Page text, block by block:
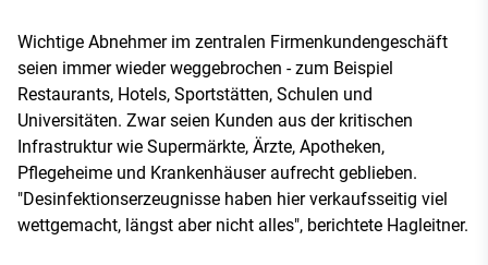
Wichtige Abnehmer im zentralen Firmenkundengeschäft
seien immer wieder weggebrochen - zum Beispiel
Restaurants, Hotels, Sportstätten, Schulen und
Universitäten. Zwar seien Kunden aus der kritischen
Infrastruktur wie Supermärkte, Ärzte, Apotheken,
Pflegeheime und Krankenhäuser aufrecht geblieben.
"Desinfektionserzeugnisse haben hier verkaufsseitig viel
wettgemacht, längst aber nicht alles", berichtete Hagleitner.